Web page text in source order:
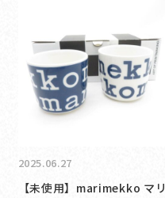
2025.06.27
【未使用】marimekko マリ